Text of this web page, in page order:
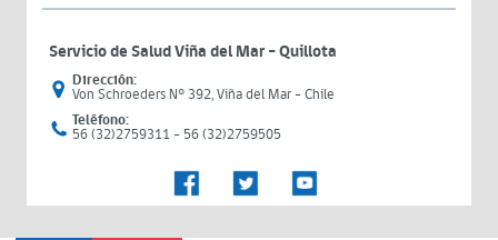
Servicio de Salud Viña del Mar – Quillota
Dirección:
Von Schroeders N° 392, Viña del Mar - Chile
Teléfono:
56 (32)2759311 - 56 (32)2759505